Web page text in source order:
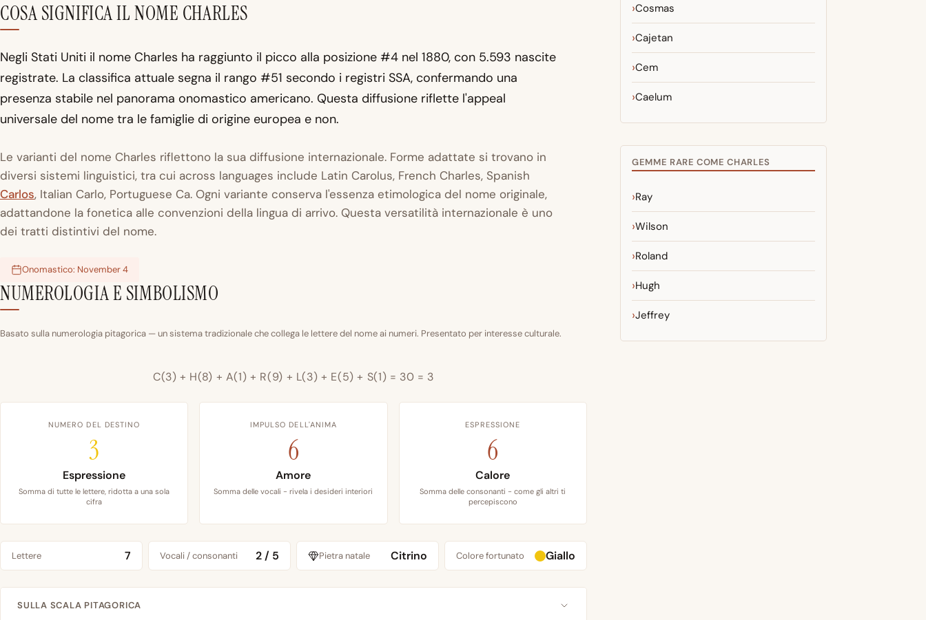
COSA SIGNIFICA IL NOME CHARLES
Negli Stati Uniti il nome Charles ha raggiunto il picco alla posizione #4 nel 1880, con 5.593 nascite
registrate. La classifica attuale segna il rango #51 secondo i registri SSA, confermando una
presenza stabile nel panorama onomastico americano. Questa diffusione riflette l'appeal
universale del nome tra le famiglie di origine europea e non.
Le varianti del nome Charles riflettono la sua diffusione internazionale. Forme adattate si trovano in
diversi sistemi linguistici, tra cui across languages include Latin Carolus, French Charles, Spanish
Carlos, Italian Carlo, Portuguese Ca. Ogni variante conserva l'essenza etimologica del nome originale,
adattandone la fonetica alle convenzioni della lingua di arrivo. Questa versatilità internazionale è uno
dei tratti distintivi del nome.
Onomastico: November 4
NUMEROLOGIA E SIMBOLISMO
Basato sulla numerologia pitagorica — un sistema tradizionale che collega le lettere del nome ai numeri. Presentato per interesse culturale.
C(3) + H(8) + A(1) + R(9) + L(3) + E(5) + S(1) = 30 = 3
NUMERO DEL DESTINO
3
Espressione
Somma di tutte le lettere, ridotta a una sola
cifra
IMPULSO DELL'ANIMA
6
Amore
Somma delle vocali - rivela i desideri interiori
ESPRESSIONE
6
Calore
Somma delle consonanti - come gli altri ti
percepiscono
Lettere 7 Vocali / consonanti 2 / 5 Pietra natale Citrino Colore fortunato Giallo
SULLA SCALA PITAGORICA
Cosmas
Cajetan
Cem
Caelum
GEMME RARE COME CHARLES
Ray
Wilson
Roland
Hugh
Jeffrey